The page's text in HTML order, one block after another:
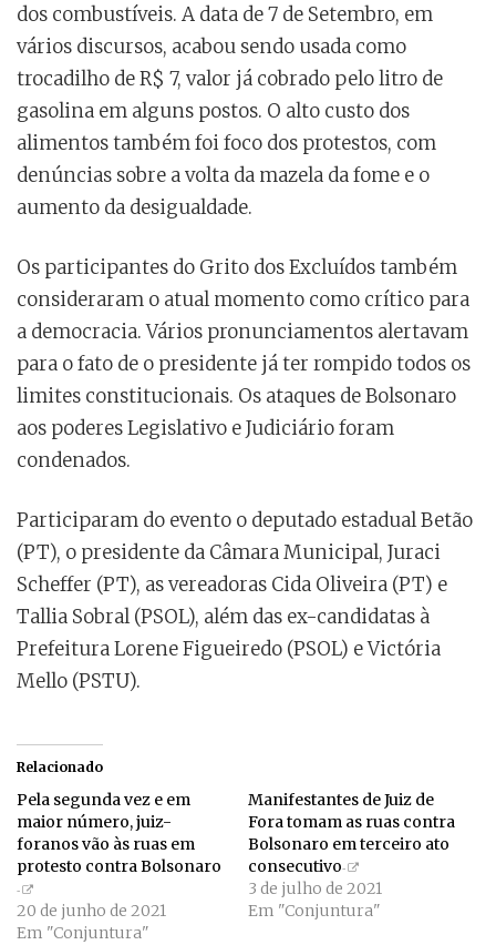
dos combustíveis. A data de 7 de Setembro, em
vários discursos, acabou sendo usada como
trocadilho de R$ 7, valor já cobrado pelo litro de
gasolina em alguns postos. O alto custo dos
alimentos também foi foco dos protestos, com
denúncias sobre a volta da mazela da fome e o
aumento da desigualdade.
Os participantes do Grito dos Excluídos também
consideraram o atual momento como crítico para
a democracia. Vários pronunciamentos alertavam
para o fato de o presidente já ter rompido todos os
limites constitucionais. Os ataques de Bolsonaro
aos poderes Legislativo e Judiciário foram
condenados.
Participaram do evento o deputado estadual Betão
(PT), o presidente da Câmara Municipal, Juraci
Scheffer (PT), as vereadoras Cida Oliveira (PT) e
Tallia Sobral (PSOL), além das ex-candidatas à
Prefeitura Lorene Figueiredo (PSOL) e Victória
Mello (PSTU).
Relacionado
Pela segunda vez e em
maior número, juiz-
foranos vão às ruas em
protesto contra Bolsonaro
20 de junho de 2021
Em "Conjuntura"
Manifestantes de Juiz de
Fora tomam as ruas contra
Bolsonaro em terceiro ato
consecutivo
3 de julho de 2021
Em "Conjuntura"